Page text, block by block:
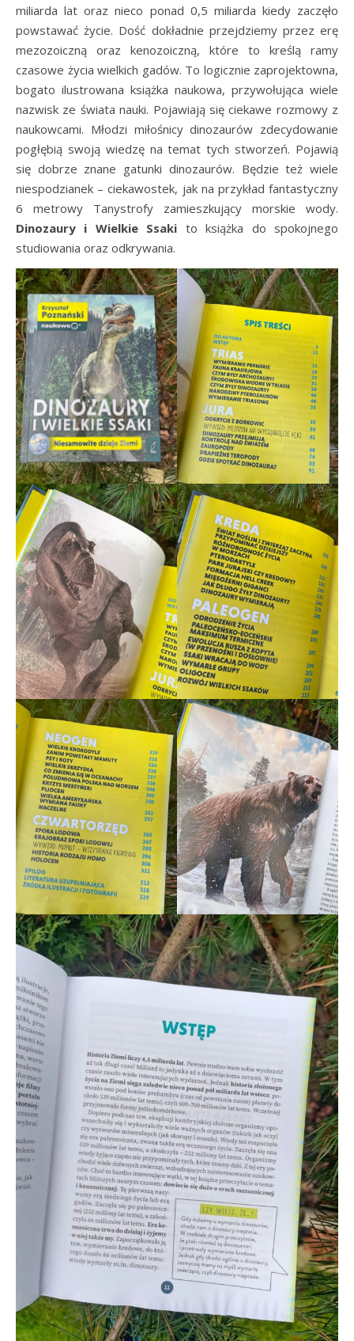
miliarda lat oraz nieco ponad 0,5 miliarda kiedy zaczęło
powstawać życie. Dość dokładnie przejdziemy przez erę
mezozoiczną oraz kenozoiczną, które to kreślą ramy
czasowe życia wielkich gadów. To logicznie zaprojektowna,
bogato ilustrowana książka naukowa, przywołująca wiele
nazwisk ze świata nauki. Pojawiają się ciekawe rozmowy z
naukowcami. Młodzi miłośnicy dinozaurów zdecydowanie
pogłębią swoją wiedzę na temat tych stworzeń. Pojawią
się dobrze znane gatunki dinozaurów. Będzie też wiele
niespodzianek – ciekawostek, jak na przykład fantastyczny
6 metrowy Tanystrofy zamieszkujący morskie wody.
Dinozaury i Wielkie Ssaki to książka do spokojnego
studiowania oraz odkrywania.